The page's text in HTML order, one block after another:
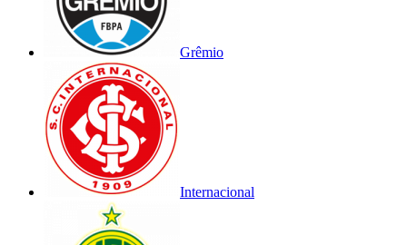
Grêmio
Internacional